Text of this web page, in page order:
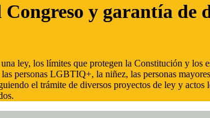
y garantía de
ley, los límites que protegen la Constitución y los
personas LGBTIQ+, la niñez, las personas
el trámite de diversos proyectos de ley y